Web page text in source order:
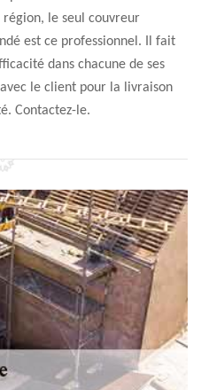
le seul couvreur
est ce professionnel. Il fait
dans chacune de ses
le client pour la livraison
Contactez-le.